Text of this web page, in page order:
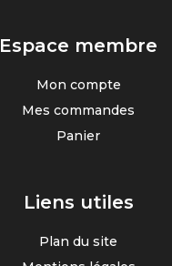
Espace membre
Mon compte
Mes commandes
Panier
Liens utiles
Plan du site